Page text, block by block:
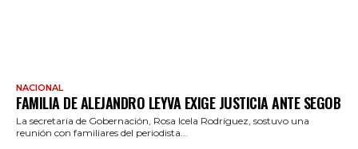
NACIONAL
FAMILIA DE ALEJANDRO LEYVA EXIGE JUSTICIA ANTE SEGOB
La secretaria de Gobernación, Rosa Icela Rodríguez, sostuvo una
reunión con familiares del periodista...